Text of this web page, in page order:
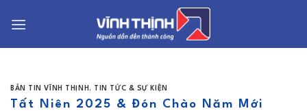
qua
dung
BẢN TIN VĨNH THỊNH, TIN TỨC & SỰ KIỆN
Tất Niên 2025 & Đón Chào Năm Mới